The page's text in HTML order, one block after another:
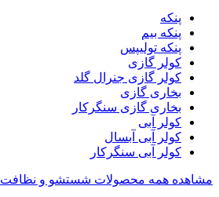
پنکه
پنکه بیم
پنکه تولیپس
کولر گازی
کولر گازی جنرال گلد
بخاری گازی
بخاری گازی سنگرکار
کولر آبی
کولر آبی آبسال
کولر آبی سنگرکار
مشاهده همه محصولات شستشو و نظافت